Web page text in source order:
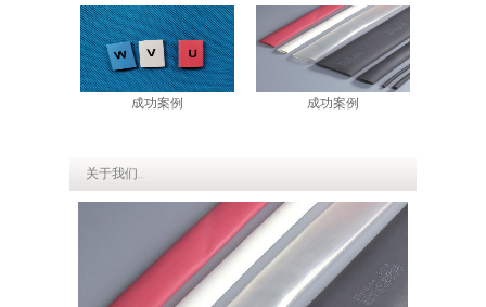
成功案例 成功案例
关于我们